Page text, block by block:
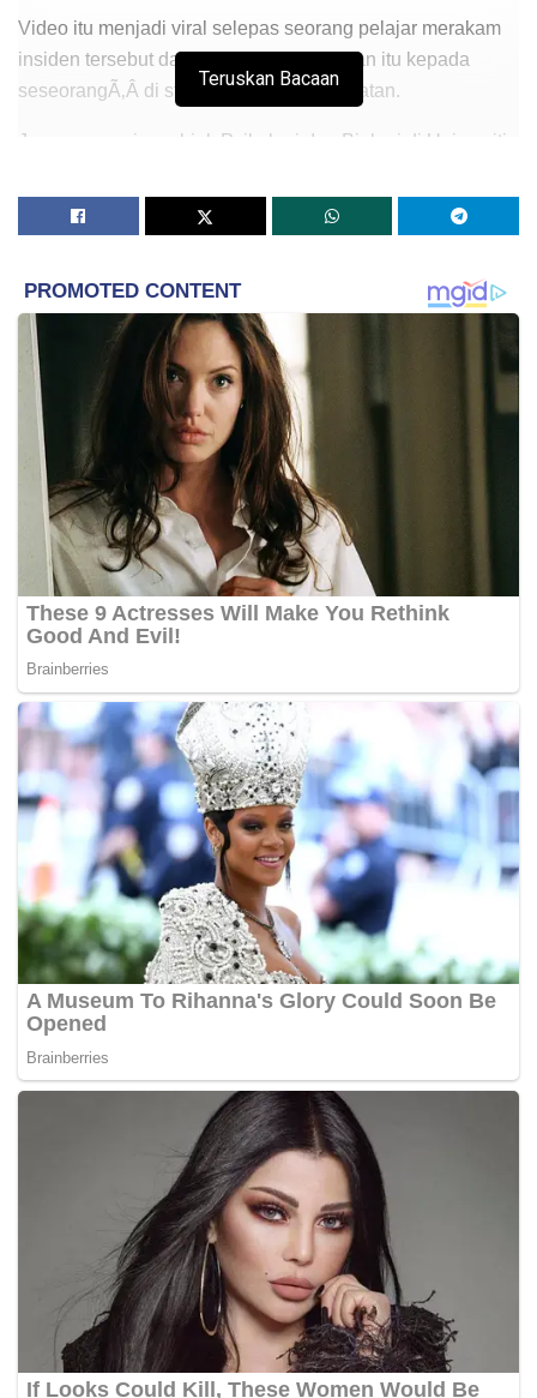
Video itu menjadi viral selepas seorang pelajar merakam
insiden tersebut dan menghantar rakaman itu kepada
seseorangÃ‚Â di stesen televisyen tempatan.
Jason mengajar subjek Psikologi dan Biologi di Universiti
Tampil bagi membersihkan nama, Jason berkata bahawa
sengaja diberitahu bahan kumbahan miliknya bagi
babÃ‚Â pengajian buah pinggang yang diajarnya kepada
kelas tersebut.
“Saya katakan kepada pelajar siapa yang nak cuba minum
air kencing (palsu) dan pelajar itu setuju. Saya dah pernah
buat pembelajaran macam ini dalam kelas sebelumnya
namun tiada sebarang aduan yang dilemparkan kepada
saya.
“Kebiasaannya, saya akan jelaskan di kelas akan datang
bahawa itu merupakan air kencing tiruan yang diperbuat
daripada cuka masakan. Ini merupakan satu kaedah
pembelajaran yang seronok dan saya tidak bermaksud
untuk merendah-rendahkan sesiapa,” kata Jason.
Menurut Jason, pelajar diminta meminum air kencing untuk
melihat bagaimana buah pinggang berfungsi bergantung
kepada warna air kencing yang dikeluarkan seseorang
individu itu.
Walaupun itu cumalah ‘prank’ dan kaedah pembelajaran,
ternyata tak semua pelajarnya boleh menerima cara
pensyarah itu mengajar.
Berikutan hal kontroversi itu, Jason dikhabarkan tidak akan
menyelitkan modul pembelajaran tersebut untuk sesi
kelas-kelasnya di masa akan datang. – MYNEWSHUB.CC
Teruskan Bacaan